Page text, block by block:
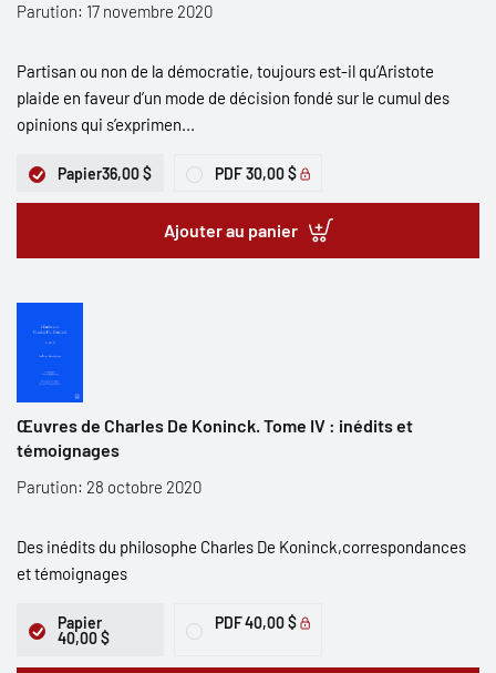
Parution: 17 novembre 2020
Partisan ou non de la démocratie, toujours est-il qu’Aristote
plaide en faveur d’un mode de décision fondé sur le cumul des
opinions qui s’exprimen...
Papier36,00 $ PDF30,00 $
Ajouter au panier
Œuvres de Charles De Koninck. Tome IV : inédits et
témoignages
Parution: 28 octobre 2020
Des inédits du philosophe Charles De Koninck,correspondances
et témoignages
Papier
40,00 $
PDF40,00 $